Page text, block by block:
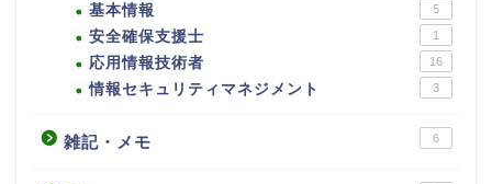
基本情報 5
安全確保支援士 1
応用情報技術者 16
情報セキュリティマネジメント 3
雑記・メモ 6